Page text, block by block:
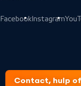
Facebook Instagram
Contact, hulp of